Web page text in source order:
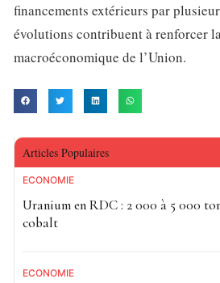
financements extérieurs par
évolutions contribuent à renforcer
macroéconomique de l’Union.
Articles Populaires
ECONOMIE
Uranium en RDC : 2 000 à 5 000
cobalt
ECONOMIE